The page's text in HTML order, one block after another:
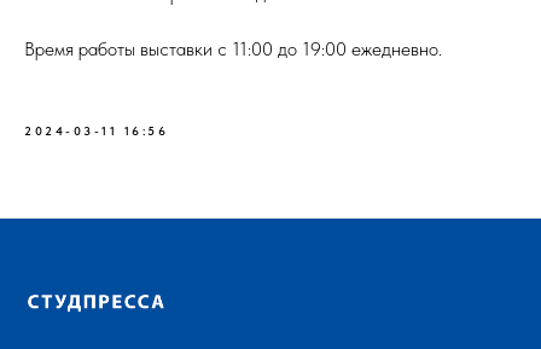
Время работы выставки с 11:00 до 19:00 ежедневно.
2024-03-11 16:56